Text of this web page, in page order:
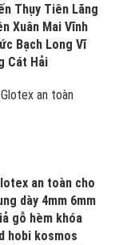
Thụy Tiên Lãng
Xuân Mai Vĩnh
Bạch Long Vĩ
Cát Hải
an toàn cho
dày 4mm 6mm
gỗ hèm khóa
hobi kosmos